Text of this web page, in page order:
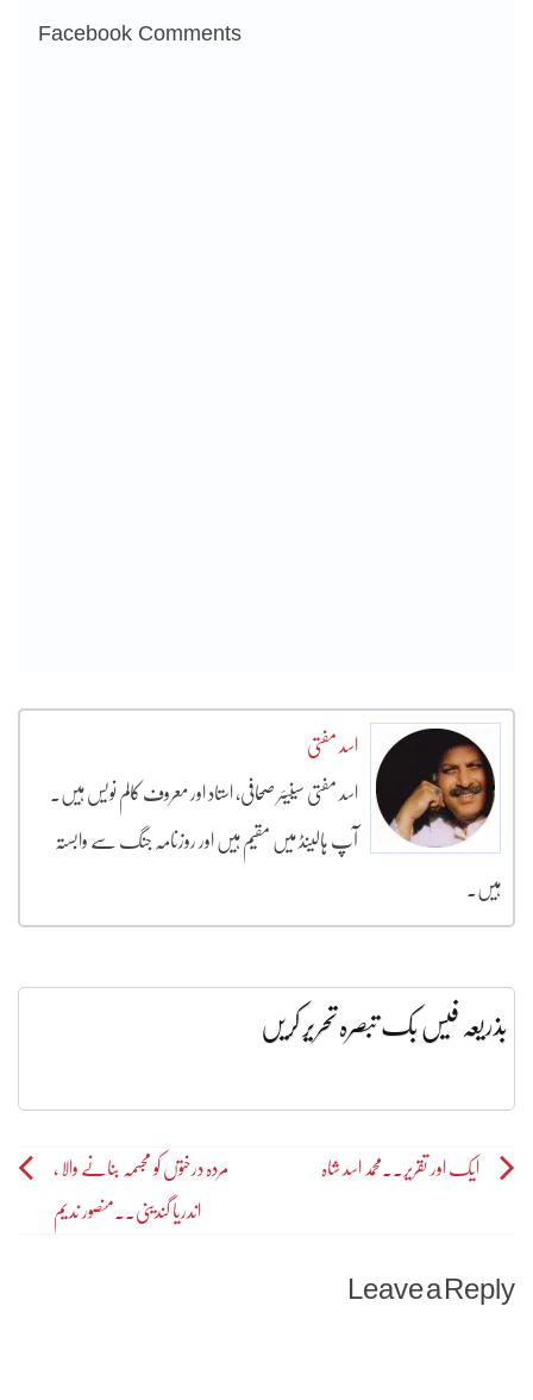
Facebook Comments
اسد مفتی
اسد مفتی سینیئر صحافی، استاد اور معروف کالم نویس ہیں۔
آپ ہالینڈ میں مقیم ہیں اور روزنامہ جنگ سے وابستہ
ہیں۔
بذریعہ فیس بک تبصرہ تحریر کریں
Postایک اور تقریر۔۔محمد اسد شاہ مردہ درختوں کو مجسمہ بنانے والا ،
اندریا گندینی۔۔منصور ندیم
Leave a Reply